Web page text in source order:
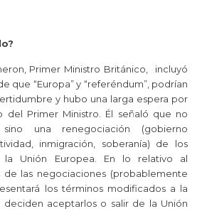
Primer Ministro Británico, incluyó
que “Europa” y “referéndum”, podrían
y hubo una larga espera por
del Primer Ministro. Él señaló que no
una renegociación (gobierno
inmigración, soberanía) de los
Unión Europea. En lo relativo al
de las negociaciones (probablemente
los términos modificados a la
deciden aceptarlos o salir de la Unión